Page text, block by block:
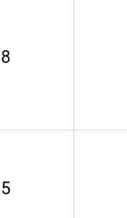
8
5